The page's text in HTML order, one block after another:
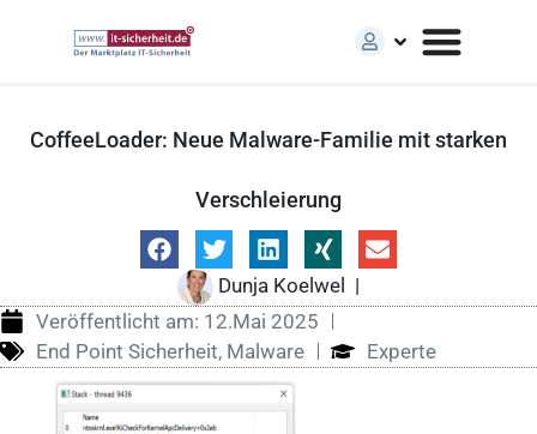
CoffeeLoader: Neue Malware-Familie mit starken
Verschleierung
Dunja Koelwel
|
Veröffentlicht am: 12.Mai 2025
End Point Sicherheit, Malware Experte